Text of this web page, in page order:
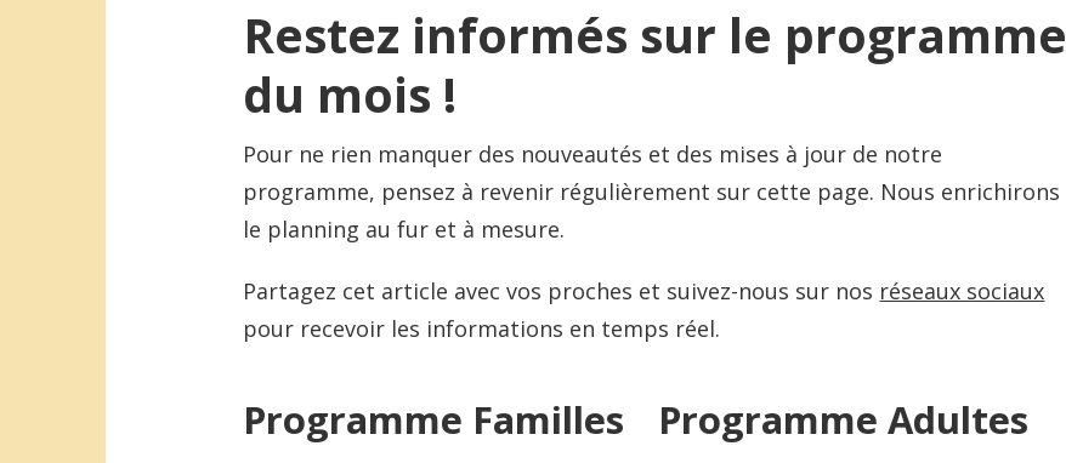
Restez informés sur le programme
du mois !
Pour ne rien manquer des nouveautés et des mises à jour de notre
programme, pensez à revenir régulièrement sur cette page. Nous enrichirons
le planning au fur et à mesure.
Partagez cet article avec vos proches et suivez-nous sur nos réseaux sociaux
pour recevoir les informations en temps réel.
Programme Familles Programme Adultes